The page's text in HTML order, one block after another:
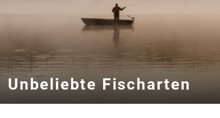
Unbeliebte Fischarten